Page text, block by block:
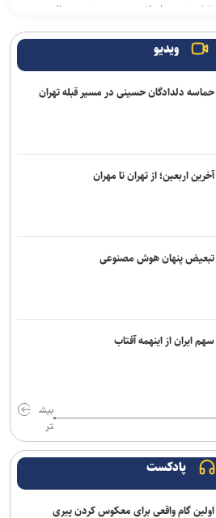
تمدن اسلامی و دست نصرت الهی در
درباره پذیرش دانشجوی استاد محور
از اول مهر/ انتخاب واحد دانشجویان
برای حضور مؤثر ایران در رقابت‌های علمی
نیازمند برنامه عملیاتی است
عشق تا روضه علقمه، سفرنامه‌ای به قلم دبیر
ویدیو
حماسه دلدادگان حسینی در مسیر قبله تهران
آخرین اربعین؛ از تهران تا مهران
تبعیض پنهان هوش مصنوعی
سهم ایران از اینهمه آفتاب
بیش
تر
پادکست
اولین گام واقعی برای معکوس کردن پیری